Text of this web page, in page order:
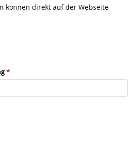
können direkt auf der Webseite
*
(erforderlich)